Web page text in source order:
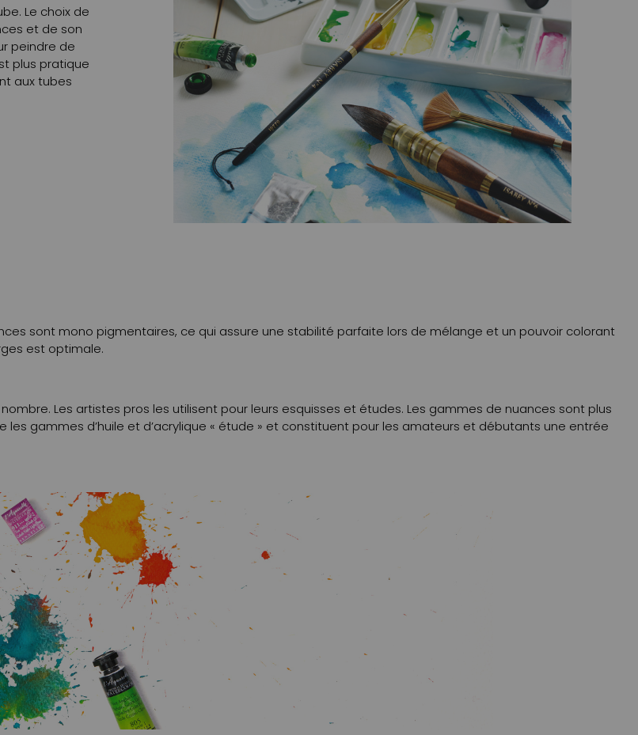
Le choix de
et de son
peindre de
plus pratique
aux tubes
sont mono pigmentaires, ce qui assure une stabilité parfaite lors de mélange et un pouvoir colorant
est optimale.
Les artistes pros les utilisent pour leurs esquisses et études. Les gammes de nuances sont plus
gammes d’huile et d’acrylique « étude » et constituent pour les amateurs et débutants une entrée